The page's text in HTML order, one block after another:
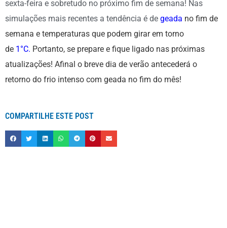
sexta-feira e sobretudo no próximo fim de semana! Nas
simulações mais recentes a tendência é de geada no fim de
semana e temperaturas que podem girar em torno
de 1°C. Portanto, se prepare e fique ligado nas próximas
atualizações! Afinal o breve dia de verão antecederá o
retorno do frio intenso com geada no fim do mês!
COMPARTILHE ESTE POST